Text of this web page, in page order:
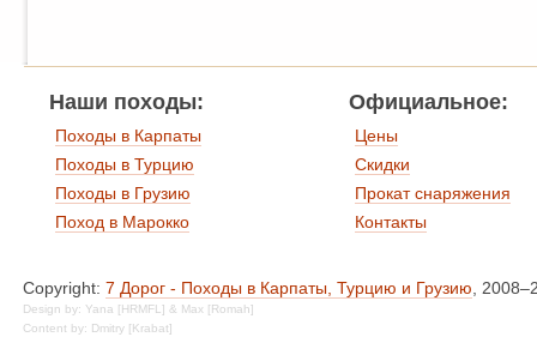
Наши походы:
Походы в Карпаты
Походы в Турцию
Походы в Грузию
Поход в Марокко
Официальное:
Цены
Скидки
Прокат снаряжения
Контакты
Copyright: 7 Дорог - Походы в Карпаты, Турцию и Грузию,
Design by: Yana [HRMFL] & Max [Romah]
Content by: Dmitry [Krabat]